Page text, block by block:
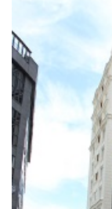
و بوستان دوم